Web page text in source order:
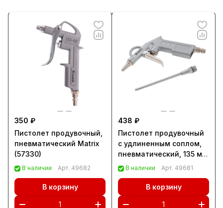
350 ₽
Пистолет продувочный,
пневматический Matrix
(57330)
В наличии Арт. 49682
В корзину
438 ₽
Пистолет продувочный
с удлиненным соплом,
пневматический, 135 мм
Matrix (57332)
В наличии Арт. 49681
В корзину